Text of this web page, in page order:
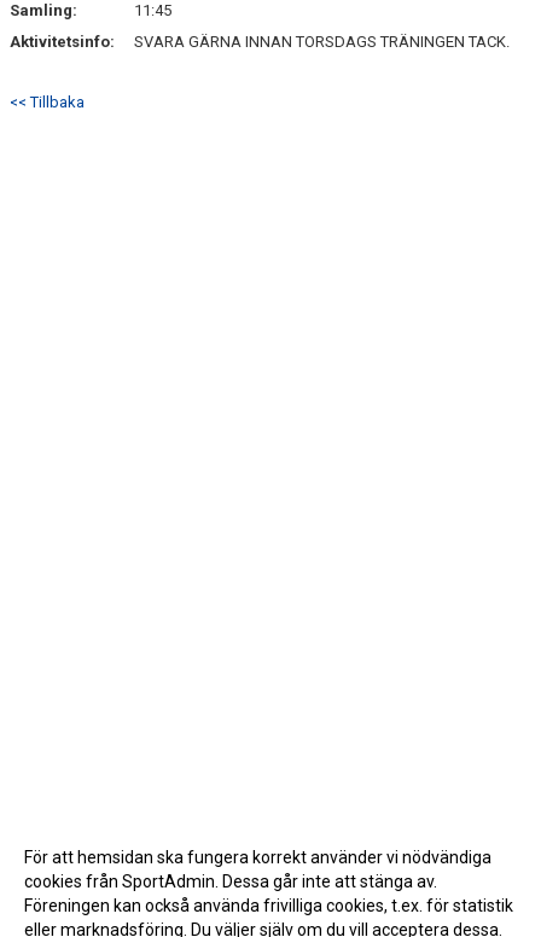
Samling:
11:45
Aktivitetsinfo:
SVARA GÄRNA INNAN TORSDAGS TRÄNINGEN TACK.
<< Tillbaka
För att hemsidan ska fungera korrekt använder vi nödvändiga
cookies från SportAdmin. Dessa går inte att stänga av.
Föreningen kan också använda frivilliga cookies, t.ex. för statistik
eller marknadsföring. Du väljer själv om du vill acceptera dessa.